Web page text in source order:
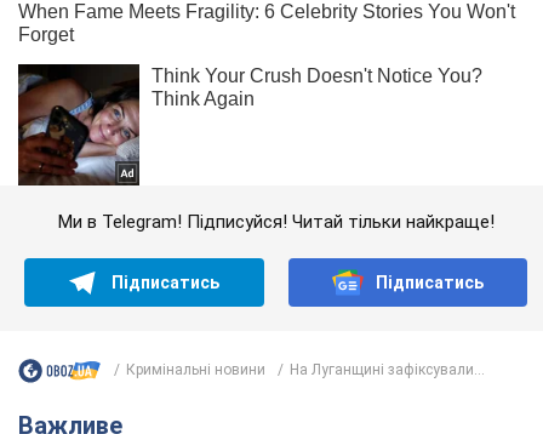
Ми в Telegram! Підписуйся! Читай тільки найкраще!
Підписатись Підписатись
Кримінальні новини На Луганщині зафіксували...
Важливе